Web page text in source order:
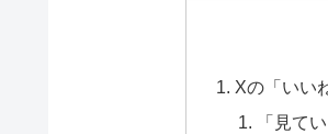
Xの「いい
「見て